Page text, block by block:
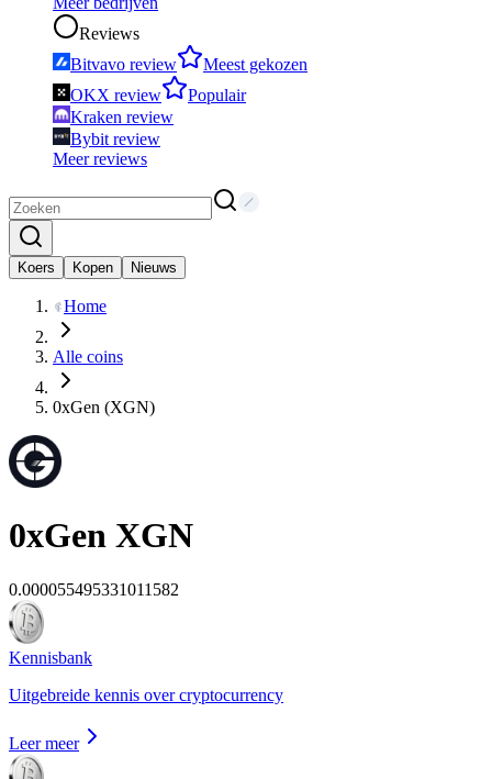
Reviews
Bitvavo review
Meest gekozen
OKX review
Populair
Kraken review
Bybit review
Meer reviews
Koers Kopen Nieuws
Home
Alle coins
0xGen (XGN)
0xGen XGN
0.000055495331011582
Kennisbank
Uitgebreide kennis over cryptocurrency
Leer meer